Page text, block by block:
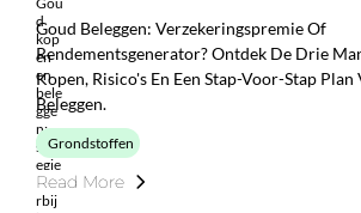
Goud Beleggen: Verzekeringspremie Of
Rendementsgenerator? Ontdek De Drie
Kopen, Risico's En Een Stap-Voor-Stap
Beleggen.
Grondstoffen
Read More